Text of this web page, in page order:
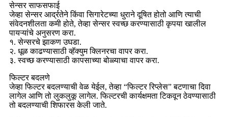
सेन्सर साफसफाई
जेव्हा सेन्सर आर्द्रतेने किंवा सिगारेटच्या धुराने दूषित होतो आणि त्याची
संवेदनशीलता कमी होते, तेव्हा सेन्सर स्वच्छ करण्यासाठी कृपया खालील
पायऱ्यांचे अनुसरण करा.
१. सेन्सरचे झाकण उघडा.
२. धूळ काढण्यासाठी व्हॅक्युम क्लिनरचा वापर करा.
३. स्वच्छ करण्यासाठी कापसाच्या बोळ्याचा वापर करा.
फिल्टर बदलणे
जेव्हा फिल्टर बदलण्याची वेळ येईल, तेव्हा “फिल्टर रिप्लेस” बटणाचा दिवा
लागेल आणि तो लुकलुकू लागेल. फिल्टरची कार्यक्षमता टिकवून ठेवण्यासाठी
तो बदलण्याची शिफारस केली जाते.